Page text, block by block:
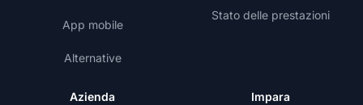
App mobile
Alternative
Stato delle prestazioni
Azienda Impara